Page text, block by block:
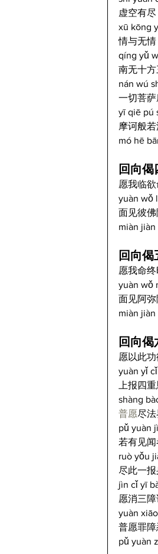
虚空有
xū kōng
情与无
qíng yǔ
南无十
nán wú
一切菩
yī qiē pú
摩诃般
mó hē
回向偈
愿我临
yuàn wǒ
面见彼佛
miàn
回向偈
愿我命
yuàn wǒ
面见阿弥
miàn
回向偈
愿以此
yuàn yǐ
上报四
shàng
普愿尽
pǔ yuàn
若有见
ruò yǒu
尽此一
jìn cǐ yī
愿消三
yuàn
普愿罪
pǔ yuàn